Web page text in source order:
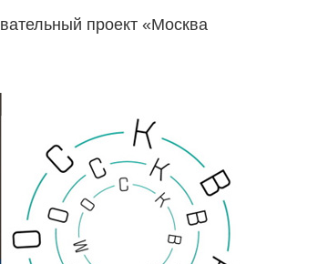
проект «Москва